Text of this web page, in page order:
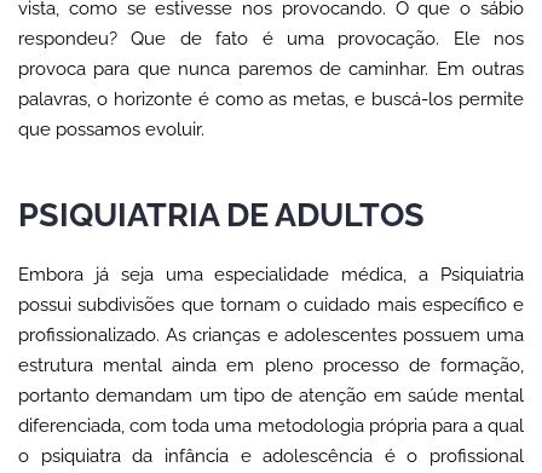
vista, como se estivesse nos provocando. O que o sábio
respondeu? Que de fato é uma provocação. Ele nos
provoca para que nunca paremos de caminhar. Em outras
palavras, o horizonte é como as metas, e buscá-los permite
que possamos evoluir.
PSIQUIATRIA DE ADULTOS
Embora já seja uma especialidade médica, a Psiquiatria
possui subdivisões que tornam o cuidado mais específico e
profissionalizado. As crianças e adolescentes possuem uma
estrutura mental ainda em pleno processo de formação,
portanto demandam um tipo de atenção em saúde mental
diferenciada, com toda uma metodologia própria para a qual
o psiquiatra da infância e adolescência é o profissional